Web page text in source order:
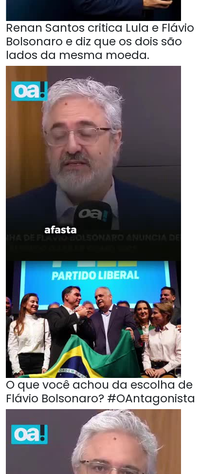
Renan Santos critica Lula e Flávio
Bolsonaro e diz que os dois são
lados da mesma moeda.
O que você achou da escolha de
Flávio Bolsonaro? #OAntagonista